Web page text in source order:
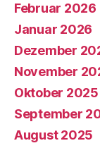
Februar 2026
Januar 2026
Dezember
November
Oktober 2025
September
August 2025